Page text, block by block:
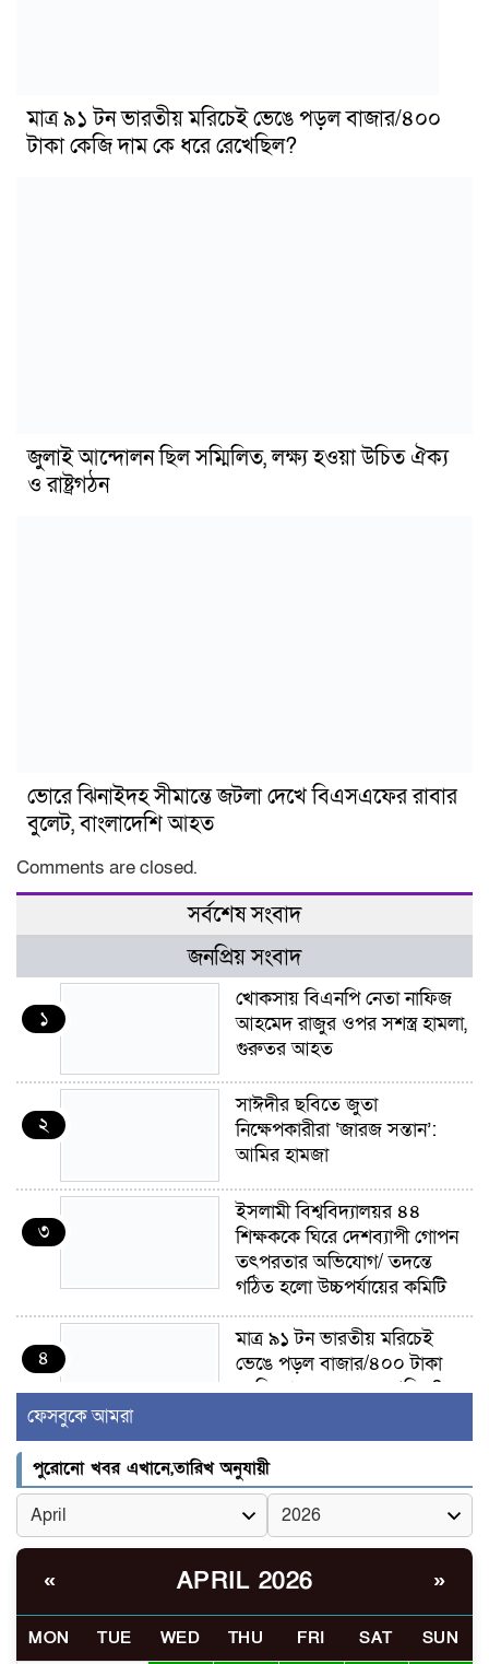
মাত্র ৯১ টন ভারতীয় মরিচেই ভেঙে পড়ল বাজার/৪০০
টাকা কেজি দাম কে ধরে রেখেছিল?
জুলাই আন্দোলন ছিল সম্মিলিত, লক্ষ্য হওয়া উচিত ঐক্য
ও রাষ্ট্রগঠন
ভোরে ঝিনাইদহ সীমান্তে জটলা দেখে বিএসএফের রাবার
বুলেট, বাংলাদেশি আহত
Comments are closed.
সর্বশেষ সংবাদ
জনপ্রিয় সংবাদ
১
খোকসায় বিএনপি নেতা নাফিজ
আহমেদ রাজুর ওপর সশস্ত্র হামলা,
গুরুতর আহত
২
সাঈদীর ছবিতে জুতা
নিক্ষেপকারীরা ‘জারজ সন্তান’:
আমির হামজা
৩
ইসলামী বিশ্ববিদ্যালয়র ৪৪
শিক্ষককে ঘিরে দেশব্যাপী গোপন
তৎপরতার অভিযোগ/ তদন্তে
গঠিত হলো উচ্চপর্যায়ের কমিটি
৪
মাত্র ৯১ টন ভারতীয় মরিচেই
ভেঙে পড়ল বাজার/৪০০ টাকা
কেজি দাম কে ধরে রেখেছিল?
৫
জুলাই আন্দোলন ছিল সম্মিলিত,
লক্ষ্য হওয়া উচিত ঐক্য ও
রাষ্ট্রগঠন
ভোরে ঝিনাইদহ সীমান্তে জটলা
দেখে বিএসএফের রাবার বুলেট,
চুয়াডাঙ্গা/ প্রথম স্ত্রীকে নিয়ে
ফেসবুকে আমরা
পুরোনো খবর এখানে,তারিখ অনুযায়ী
« APRIL 2026 »
MON TUE WED THU FRI SAT SUN